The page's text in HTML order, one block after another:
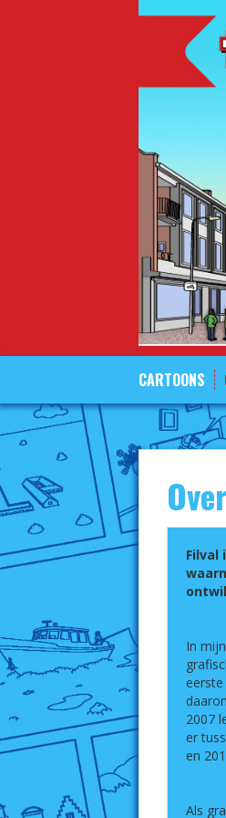
CARTOONS
Filval
In
2007
er
en
Als